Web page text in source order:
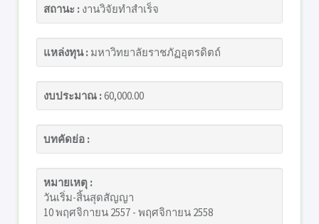
สถานะ : งานวิจัยทำสำเร็จ
แหล่งทุน : มหาวิทยาลัยราชภัฏอุตรดิตถ์
งบประมาณ :60,000.00
บทคัดย่อ :
หมายเหตุ :
วันเริ่ม-สิ้นสุดสัญญา
10 พฤศจิกายน 2557 - พฤศจิกายน 2558